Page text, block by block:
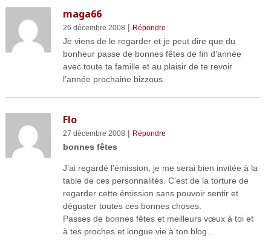
maga66
26 décembre 2008 | Répondre
Je viens de le regarder et je peut dire que du
bonheur passe de bonnes fêtes de fin d’année
avec toute ta famille et au plaisir de te revoir
l’année prochaine bizzous.
Flo
27 décembre 2008 | Répondre
bonnes fêtes
J’ai regardé l’émission, je me serai bien invitée à la
table de ces personnalités. C’est de la torture de
regarder cette émission sans pouvoir sentir et
déguster toutes ces bonnes choses.
Passes de bonnes fêtes et meilleurs vœux à toi et
à tes proches et longue vie à ton blog…